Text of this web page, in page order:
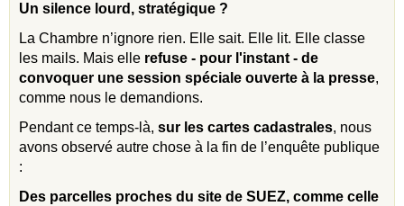
Un silence lourd, stratégique ?
La Chambre n’ignore rien. Elle sait. Elle lit. Elle classe
les mails. Mais elle refuse - pour l'instant - de
convoquer une session spéciale ouverte à la presse,
comme nous le demandions.
Pendant ce temps-là, sur les cartes cadastrales, nous
avons observé autre chose à la fin de l’enquête publique
:
Des parcelles proches du site de SUEZ, comme celle